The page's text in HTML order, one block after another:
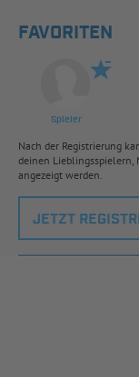
FAVORITEN
Spieler
Nach der Registrierung
deinen Lieblingsspielern,
angezeigt werden.
JETZT